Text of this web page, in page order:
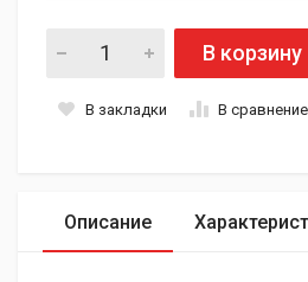
В корзину
В закладки В сравнение
Описание